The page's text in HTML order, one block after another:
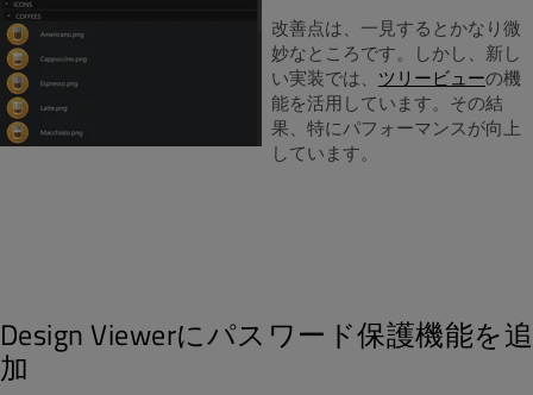
改善点は、一見するとかなり微
妙なところです。しかし、新し
い実装では、 ツリービューの機
能を活用しています。その結
果、特にパフォーマンスが向上
しています。
Design Viewerにパスワード保護機能を追
加